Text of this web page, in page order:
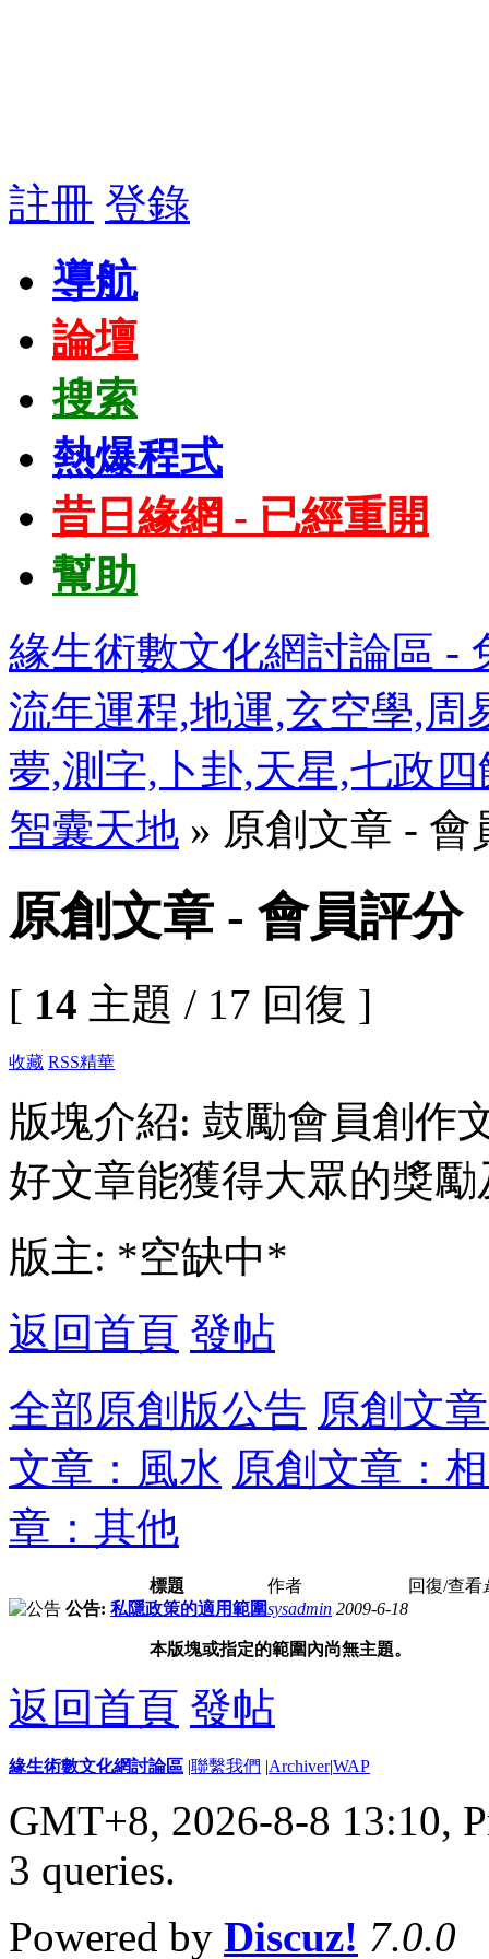
註冊 登錄
導航
論壇
搜索
熱爆程式
昔日緣網 - 已經重開
幫助
緣生術數文化網討論區 -
流年運程,地運,玄空學,周
夢,測字,卜卦,天星,七政
智囊天地 » 原創文章 - 會
原創文章 - 會員評分
[ 14 主題 / 17 回復 ]
收藏 RSS精華
版塊介紹: 鼓勵會員創作
好文章能獲得大眾的獎
版主: *空缺中*
返回首頁 發帖
全部原創版公告 原創文
文章：風水 原創文章：
章：其他
標題 作者 回復/查看
公告: 私隱政策的適用範圍sysadmin 2009-6-18
本版塊或指定的範圍內尚無主題。
返回首頁 發帖
緣生術數文化網討論區 |聯繫我們 |Archiver|WAP
GMT+8, 2026-8-8 13:10,
3 queries.
Powered by Discuz! 7.0.0